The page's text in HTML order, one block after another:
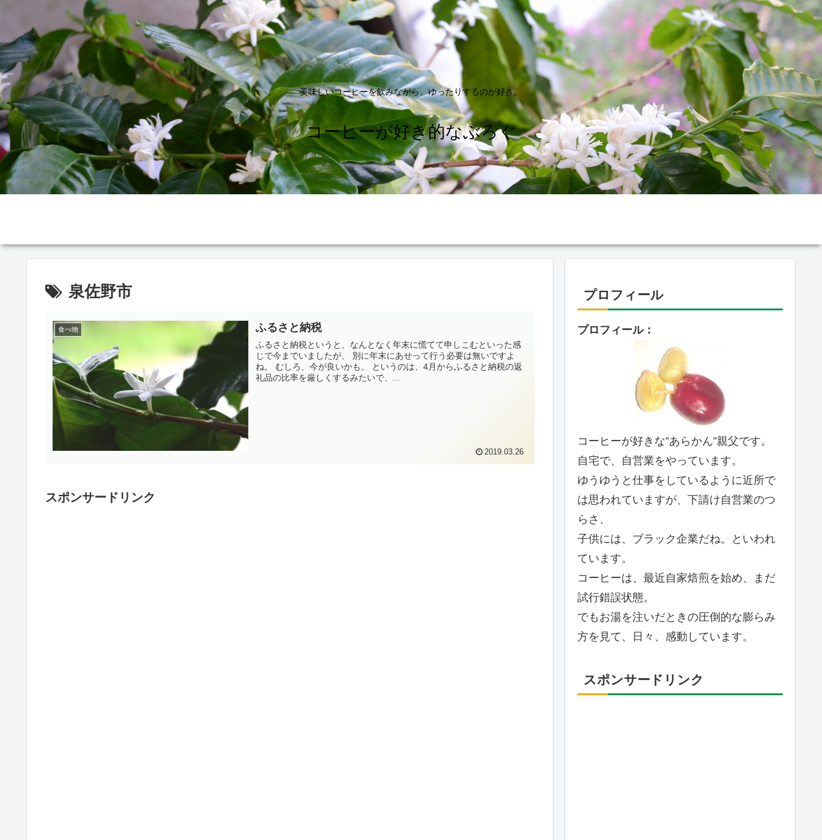
美味しいコーヒーを飲みながら、ゆったりするのが好き。
コーヒーが好き的なぶろぐ
泉佐野市
食べ物 ふるさと納税
ふるさと納税というと、なんとなく年末に慌てて申しこむといった感
じで今までいましたが、 別に年末にあせって行う必要は無いですよ
ね。 むしろ、今が良いかも。 というのは、4月からふるさと納税の返
礼品の比率を厳しくするみたいで、...
2019.03.26
スポンサードリンク
プロフィール
プロフィール：
コーヒーが好きな”あらかん”親父です。
自宅で、自営業をやっています。
ゆうゆうと仕事をしているように近所で
は思われていますが、下請け自営業のつ
らさ、
子供には、ブラック企業だね。といわれ
ています。
コーヒーは、最近自家焙煎を始め、まだ
試行錯誤状態。
でもお湯を注いだときの圧倒的な膨らみ
方を見て、日々、感動しています。
スポンサードリンク